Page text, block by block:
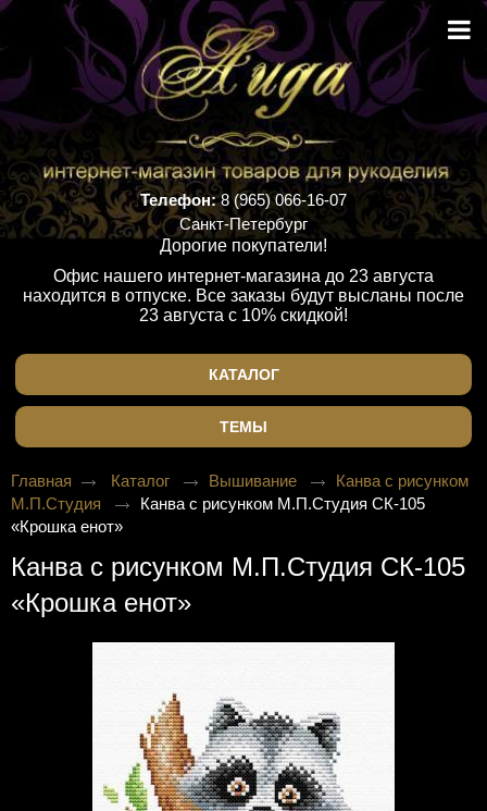
Телефон:8 (965) 066-16-07
Санкт-Петербург
Дорогие покупатели!
Офис нашего интернет-магазина до 23 августа
находится в отпуске. Все заказы будут высланы после
23 августа с 10% скидкой!
КАТАЛОГ
ТЕМЫ
Главная Каталог Вышивание
Канва с рисунком
М.П.Студия
Канва с рисунком М.П.Студия СК-105
«Крошка енот»
Канва с рисунком М.П.Студия СК-105
«Крошка енот»